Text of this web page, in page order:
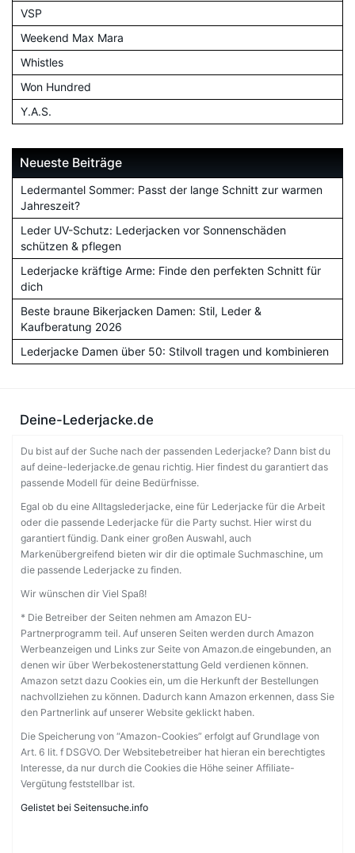
VSP
Weekend Max Mara
Whistles
Won Hundred
Y.A.S.
Neueste Beiträge
Ledermantel Sommer: Passt der lange Schnitt zur warmen
Jahreszeit?
Leder UV-Schutz: Lederjacken vor Sonnenschäden
schützen & pflegen
Lederjacke kräftige Arme: Finde den perfekten Schnitt für
dich
Beste braune Bikerjacken Damen: Stil, Leder &
Kaufberatung 2026
Lederjacke Damen über 50: Stilvoll tragen und kombinieren
Deine-Lederjacke.de
Du bist auf der Suche nach der passenden Lederjacke? Dann bist du
auf deine-lederjacke.de genau richtig. Hier findest du garantiert das
passende Modell für deine Bedürfnisse.
Egal ob du eine Alltagslederjacke, eine für Lederjacke für die Arbeit
oder die passende Lederjacke für die Party suchst. Hier wirst du
garantiert fündig. Dank einer großen Auswahl, auch
Markenübergreifend bieten wir dir die optimale Suchmaschine, um
die passende Lederjacke zu finden.
Wir wünschen dir Viel Spaß!
* Die Betreiber der Seiten nehmen am Amazon EU-
Partnerprogramm teil. Auf unseren Seiten werden durch Amazon
Werbeanzeigen und Links zur Seite von Amazon.de eingebunden, an
denen wir über Werbekostenerstattung Geld verdienen können.
Amazon setzt dazu Cookies ein, um die Herkunft der Bestellungen
nachvollziehen zu können. Dadurch kann Amazon erkennen, dass Sie
den Partnerlink auf unserer Website geklickt haben.
Die Speicherung von “Amazon-Cookies” erfolgt auf Grundlage von
Art. 6 lit. f DSGVO. Der Websitebetreiber hat hieran ein berechtigtes
Interesse, da nur durch die Cookies die Höhe seiner Affiliate-
Vergütung feststellbar ist.
Gelistet bei Seitensuche.info